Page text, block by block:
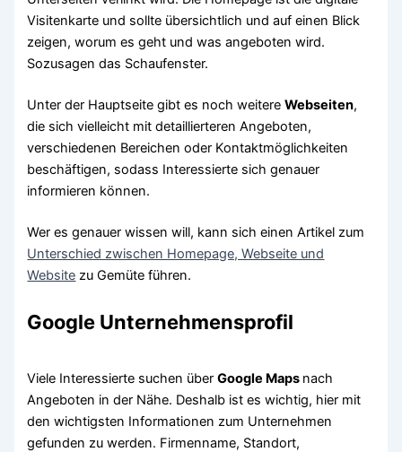
Visitenkarte und sollte übersichtlich und auf einen Blick
zeigen, worum es geht und was angeboten wird.
Sozusagen das Schaufenster.
Unter der Hauptseite gibt es noch weitereWebseiten,
die sich vielleicht mit detaillierteren Angeboten,
verschiedenen Bereichen oder Kontaktmöglichkeiten
beschäftigen, sodass Interessierte sich genauer
informieren können.
Wer es genauer wissen will, kann sich einen Artikel zum
Unterschied zwischen Homepage, Webseite und
Website zu Gemüte führen.
Google Unternehmensprofil
Viele Interessierte suchen überGoogle Maps nach
Angeboten in der Nähe. Deshalb ist es wichtig, hier mit
den wichtigsten Informationen zum Unternehmen
gefunden zu werden. Firmenname, Standort,